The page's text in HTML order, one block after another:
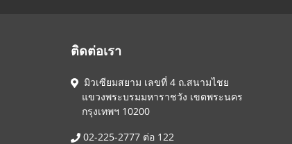
ติดต่อเรา
มิวเซียมสยาม เลขที่ 4 ถ.สนามไชย
แขวงพระบรมมหาราชวัง เขตพระนคร
กรุงเทพฯ 10200
02-225-2777 ต่อ 122